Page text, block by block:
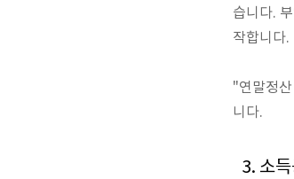
습니다.
작합니다.
"연말정
니다.
3. 소